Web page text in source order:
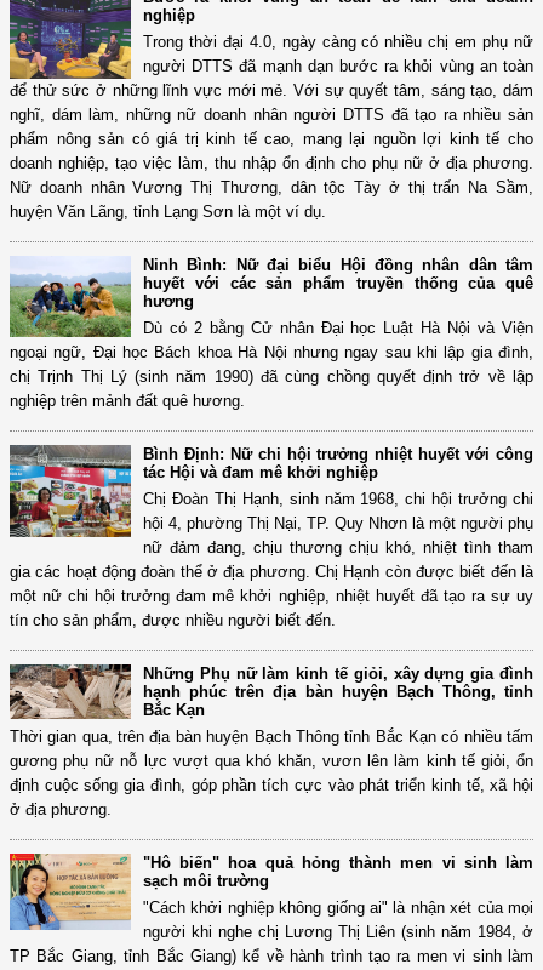
nghiệp
Trong thời đại 4.0, ngày càng có nhiều chị em phụ nữ
người DTTS đã mạnh dạn bước ra khỏi vùng an toàn
để thử sức ở những lĩnh vực mới mẻ. Với sự quyết tâm, sáng tạo, dám
nghĩ, dám làm, những nữ doanh nhân người DTTS đã tạo ra nhiều sản
phẩm nông sản có giá trị kinh tế cao, mang lại nguồn lợi kinh tế cho
doanh nghiệp, tạo việc làm, thu nhập ổn định cho phụ nữ ở địa phương.
Nữ doanh nhân Vương Thị Thương, dân tộc Tày ở thị trấn Na Sầm,
huyện Văn Lãng, tỉnh Lạng Sơn là một ví dụ.
Ninh Bình: Nữ đại biểu Hội đồng nhân dân tâm
huyết với các sản phẩm truyền thống của quê
hương
Dù có 2 bằng Cử nhân Đại học Luật Hà Nội và Viện
ngoại ngữ, Đại học Bách khoa Hà Nội nhưng ngay sau khi lập gia đình,
chị Trịnh Thị Lý (sinh năm 1990) đã cùng chồng quyết định trở về lập
nghiệp trên mảnh đất quê hương.
Bình Định: Nữ chi hội trưởng nhiệt huyết với công
tác Hội và đam mê khởi nghiệp
Chị Đoàn Thị Hạnh, sinh năm 1968, chi hội trưởng chi
hội 4, phường Thị Nại, TP. Quy Nhơn là một người phụ
nữ đảm đang, chịu thương chịu khó, nhiệt tình tham
gia các hoạt động đoàn thể ở địa phương. Chị Hạnh còn được biết đến là
một nữ chi hội trưởng đam mê khởi nghiệp, nhiệt huyết đã tạo ra sự uy
tín cho sản phẩm, được nhiều người biết đến.
Những Phụ nữ làm kinh tế giỏi, xây dựng gia đình
hạnh phúc trên địa bàn huyện Bạch Thông, tỉnh
Bắc Kạn
Thời gian qua, trên địa bàn huyện Bạch Thông tỉnh Bắc Kạn có nhiều tấm
gương phụ nữ nỗ lực vượt qua khó khăn, vươn lên làm kinh tế giỏi, ổn
định cuộc sống gia đình, góp phần tích cực vào phát triển kinh tế, xã hội
ở địa phương.
"Hô biến" hoa quả hỏng thành men vi sinh làm
sạch môi trường
"Cách khởi nghiệp không giống ai" là nhận xét của mọi
người khi nghe chị Lương Thị Liên (sinh năm 1984, ở
TP Bắc Giang, tỉnh Bắc Giang) kể về hành trình tạo ra men vi sinh làm